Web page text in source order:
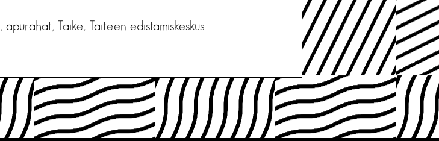
, apurahat, Taike, Taiteen edistämiskeskus